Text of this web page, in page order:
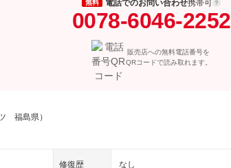
無料 電話でのお問い合わせ携帯可
0078-6046-2252
販売店への無料電話番号を
QRコードで読み取れます。
福島県）
修復歴 なし